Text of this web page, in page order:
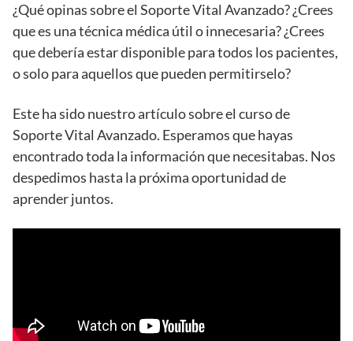
¿Qué opinas sobre el Soporte Vital Avanzado? ¿Crees
que es una técnica médica útil o innecesaria? ¿Crees
que debería estar disponible para todos los pacientes,
o solo para aquellos que pueden permitirselo?
Este ha sido nuestro artículo sobre el curso de
Soporte Vital Avanzado. Esperamos que hayas
encontrado toda la información que necesitabas. Nos
despedimos hasta la próxima oportunidad de
aprender juntos.